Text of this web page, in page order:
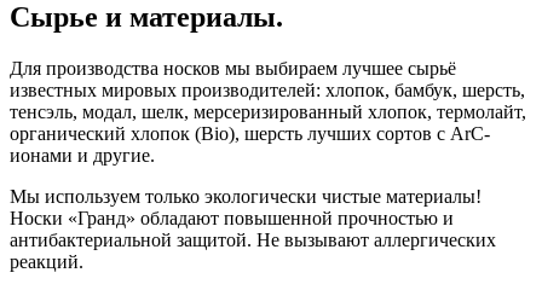
Сырье и материалы.
Для производства носков мы выбираем лучшее сырьё
известных мировых производителей: хлопок, бамбук, шерсть,
тенсэль, модал, шелк, мерсеризированный хлопок, термолайт,
органический хлопок (Bio), шерсть лучших сортов с ArC-
ионами и другие.
Мы используем только экологически чистые материалы!
Носки «Гранд» обладают повышенной прочностью и
антибактериальной защитой. Не вызывают аллергических
реакций.